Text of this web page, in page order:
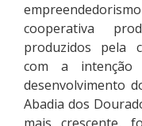
cooperativa
produzidos pela
com a
desenvolvimento
Abadia dos